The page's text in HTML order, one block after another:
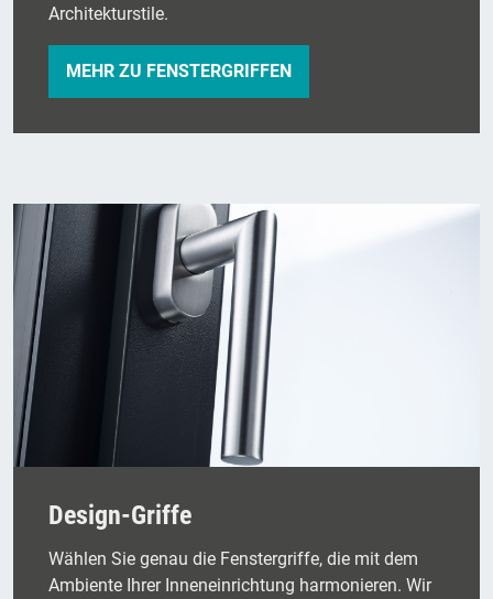
Architekturstile.
MEHR ZU FENSTERGRIFFEN
Design-Griffe
Wählen Sie genau die Fenstergriffe, die mit dem
Ambiente Ihrer Inneneinrichtung harmonieren. Wir